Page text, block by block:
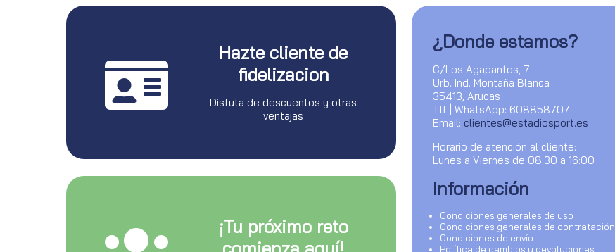
Hazte cliente de
fidelizacion
Disfuta de descuentos y otras
ventajas
¡Tu próximo reto
¿Donde estamos?
C/Los Agapantos, 7
Urb. Ind. Montaña Blanca
35413, Arucas
Tlf | WhatsApp: 608858707
Email: clientes@estadiosport.es
Horario de atención al cliente:
Lunes a Viernes de 08:30 a 16:00
Información
Condiciones generales de uso
Condiciones generales de contratación
Condiciones de envío
Política de cambios y devoluciones